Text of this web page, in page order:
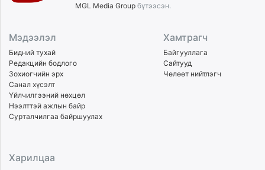
MGL Media Group бүтээсэн.
Мэдээлэл
Бидний тухай
Редакцийн бодлого
Зохиогчийн эрх
Санал хүсэлт
Үйлчилгээний нөхцөл
Нээлттэй ажлын байр
Сурталчилгаа байршуулах
Хамтрагч
Байгууллага
Сайтууд
Чөлөөт нийтлэгч
Харилцаа